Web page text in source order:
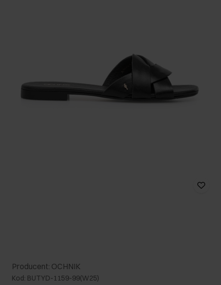
Producent: OCHNIK
Kod: BUTYD-1159-99(W25)